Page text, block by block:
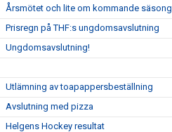
Årsmötet och lite om kommande säsong
Prisregn på THF:s ungdomsavslutning
Ungdomsavslutning!
Utlämning av toapappersbeställning
Avslutning med pizza
Helgens Hockey resultat